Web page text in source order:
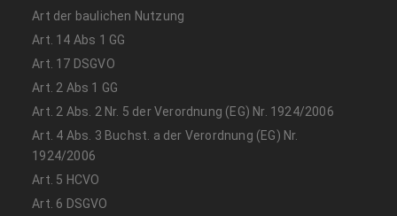
Art der baulichen Nutzung
Art. 14 Abs 1 GG
Art. 17 DSGVO
Art. 2 Abs 1 GG
Art. 2 Abs. 2 Nr. 5 der Verordnung (EG) Nr. 1924/2006
Art. 4 Abs. 3 Buchst. a der Verordnung (EG) Nr.
1924/2006
Art. 5 HCVO
Art. 6 DSGVO